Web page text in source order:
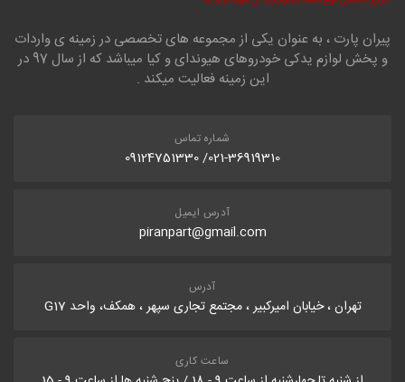
پیران پارت ، به عنوان یکی از مجموعه های تخصصی در زمینه ی واردات
و پخش لوازم یدکی خودروهای هیوندای و کیا میباشد که از سال 97 در
این زمینه فعالیت میکند .
شماره تماس
021-36919310/ 09124751330
آدرس ایمیل
piranpart@gmail.com
آدرس
تهران ، خیابان امیرکبیر ، مجتمع تجاری سپهر ، همکف، واحد G17
ساعت کاری